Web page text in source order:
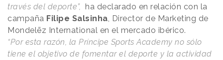
través del deporte”, ha declarado en relación con la
campaña Filipe Salsinha, Director de Marketing de
Mondelēz International en el mercado ibérico.
“Por esta razón, la Príncipe Sports Academy no sólo
tiene el objetivo de fomentar el deporte y la actividad